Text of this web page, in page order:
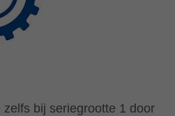
zelfs bij seriegrootte 1 door